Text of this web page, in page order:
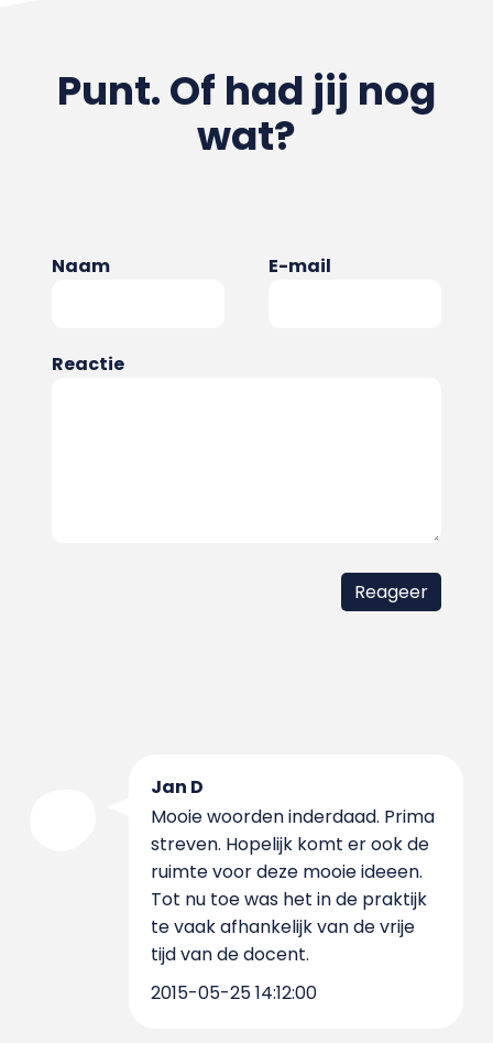
Punt. Of had jij nog
wat?
Naam E-mail
Reactie
Jan D
Mooie woorden inderdaad. Prima
streven. Hopelijk komt er ook de
ruimte voor deze mooie ideeen.
Tot nu toe was het in de praktijk
te vaak afhankelijk van de vrije
tijd van de docent.
2015-05-25 14:12:00